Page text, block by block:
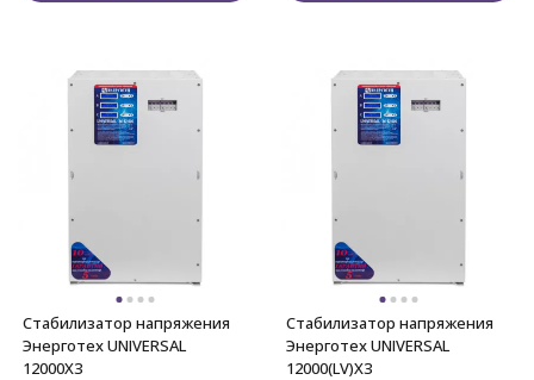
Стабилизатор напряжения
Энерготех UNIVERSAL
12000X3
Стабилизатор напряжения
Энерготех UNIVERSAL
12000(LV)X3